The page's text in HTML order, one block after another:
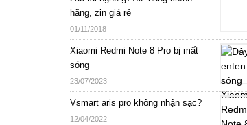
hãng, zin giá rẻ
01/11/2018
Xiaomi Redmi Note 8 Pro bị mất
sóng
23/07/2023
Vsmart aris pro không nhận sạc?
12/04/2022